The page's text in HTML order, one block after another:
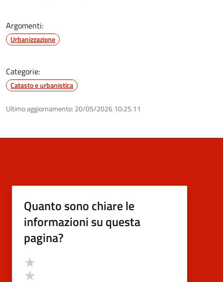
Argomenti:
Urbanizzazione
Categorie:
Catasto e urbanistica
Ultimo aggiornamento: 20/05/2026 10:25.11
Quanto sono chiare le
informazioni su questa
pagina?
Valutazione